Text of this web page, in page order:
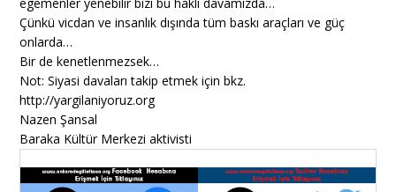
Çünkü vicdan ve insanlık dışında tüm baskı araçları ve güç
onlarda…
Bir de kenetlenmezsek…
Not: Siyasi davaları takip etmek için bkz.
http://yargilaniyoruz.org
Nazen Şansal
Baraka Kültür Merkezi aktivisti